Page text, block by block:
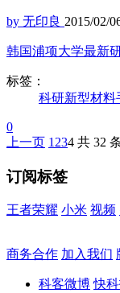
by 无印良 2015/02/
韩国浦项大学最新
标签：
科研新型材料
0
上一页 1 234 共 32
订阅标签
王者荣耀 小米 视频
商务合作 加入我们
科客微博 快